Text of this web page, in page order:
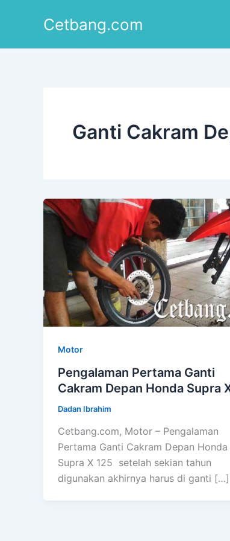
Cetbang.com
Ganti Cakram
Motor
Pengalaman Pertama Ganti
Cakram Depan Honda Supra
Dadan Ibrahim
Cetbang.com, Motor – Pengalaman
Pertama Ganti Cakram Depan Honda
Supra X 125 setelah sekian tahun
digunakan akhirnya harus di ganti […]